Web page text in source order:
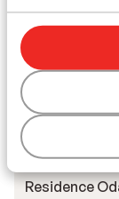
Résidence
Voordeeltarief
Résidence
Village Club
Residence